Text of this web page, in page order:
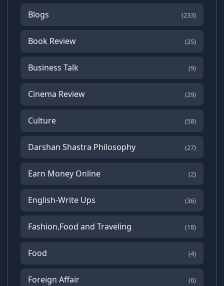
Blogs (233)
Book Review (25)
Business Talk (9)
Cinema Review (29)
Culture (58)
Darshan Shastra Philosophy (27)
Earn Money Online (2)
English-Write Ups (36)
Fashion,Food and Traveling (18)
Food (4)
Foreign Affair (6)